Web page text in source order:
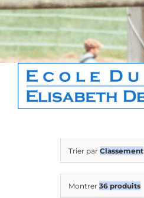
Boutique
Contact
Panier
Trier par Classement
Montrer 36 produits